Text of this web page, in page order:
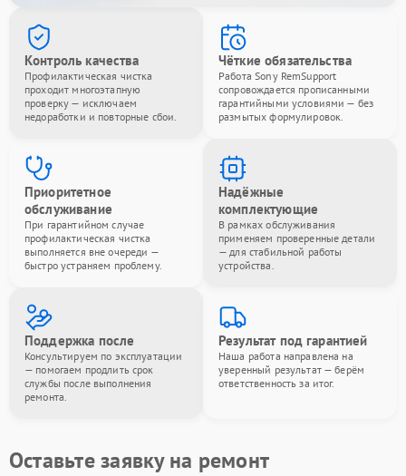
Контроль качества
Профилактическая чистка
проходит многоэтапную
проверку — исключаем
недоработки и повторные сбои.
Чёткие обязательства
Работа Sony RemSupport
сопровождается прописанными
гарантийными условиями — без
размытых формулировок.
Приоритетное
обслуживание
При гарантийном случае
профилактическая чистка
выполняется вне очереди —
быстро устраняем проблему.
Надёжные
комплектующие
В рамках обслуживания
применяем проверенные детали
— для стабильной работы
устройства.
Поддержка после
Консультируем по эксплуатации
— помогаем продлить срок
службы после выполнения
ремонта.
Результат под гарантией
Наша работа направлена на
уверенный результат — берём
ответственность за итог.
Оставьте заявку на ремонт